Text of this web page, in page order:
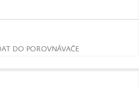
DO POROVNÁVAČE